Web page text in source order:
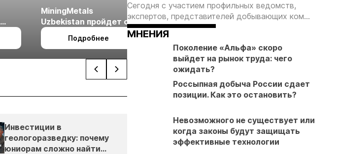
MiningMetals
Uzbekistan пройдет с
27 по 29 октября в г.
Ташкент
Подробнее
Выставка «Рудник
2026» пройдет в
Екатеринбурге
Российская
отраслевая
2026
Инвестиции в
геологоразведку: почему
юниорам сложно найти
Сегодня с участием профильных ведомств,
экспертов, представителей добывающих ком...
МНЕНИЯ
Поколение «Альфа» скоро
выйдет на рынок труда: чего
ожидать?
Россыпная добыча России сдает
позиции. Как это остановить?
Невозможного не существует или
когда законы будут защищать
эффективные технологии